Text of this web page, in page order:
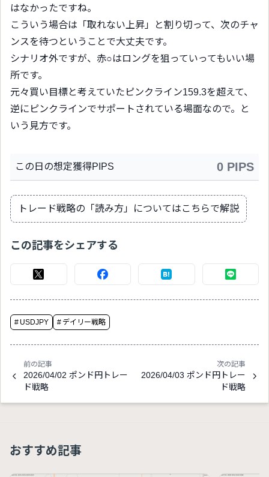
はなかったですね。
こういう場合は「取れない上昇」と割り切って、次のチャ
ンスを待つということで大丈夫です。
シナリオ外ですが、赤○はロングを狙っていってもいい場
所です。
元々買い目標と考えていたピンクライン159.3を超えて、
逆にピンクラインでサポートされている場面なので。と
いう見方です。
この日の想定獲得PIPS 0 PIPS
トレード戦略の「読み方」についてはこちらで解説
この記事をシェアする
# USDJPY # デイリー戦略
前の記事
2026/04/02 ポンド円トレー
ド戦略
次の記事
2026/04/03 ポンド円トレー
ド戦略
おすすめ記事